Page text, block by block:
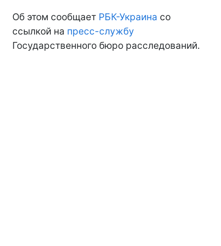
Об этом сообщает РБК-Украина со
ссылкой на пресс-службу
Государственного бюро расследований.